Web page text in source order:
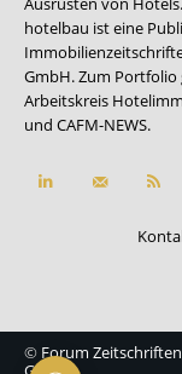
hotelbau ist eine
GmbH. Zum Portfolio
Arbeitskreis
und CAFM-NEWS.
© Forum